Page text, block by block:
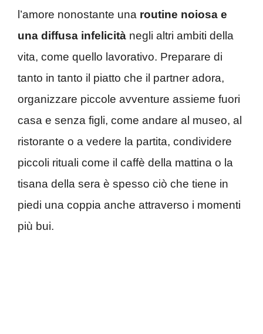
l’amore nonostante una routine noiosa e
una diffusa infelicità negli altri ambiti della
vita, come quello lavorativo. Preparare di
tanto in tanto il piatto che il partner adora,
organizzare piccole avventure assieme fuori
casa e senza figli, come andare al museo, al
ristorante o a vedere la partita, condividere
piccoli rituali come il caffè della mattina o la
tisana della sera è spesso ciò che tiene in
piedi una coppia anche attraverso i momenti
più bui.